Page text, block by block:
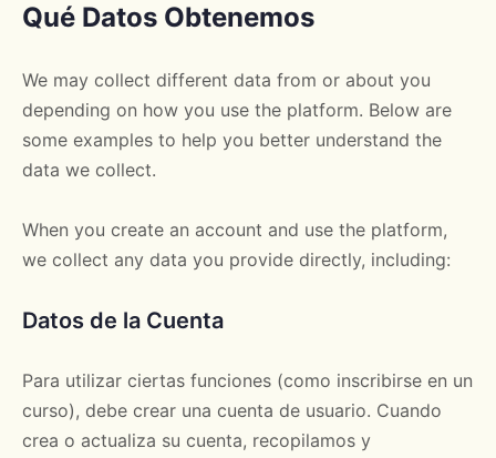
Qué Datos Obtenemos
We may collect different data from or about you
depending on how you use the platform. Below are
some examples to help you better understand the
data we collect.
When you create an account and use the platform,
we collect any data you provide directly, including:
Datos de la Cuenta
Para utilizar ciertas funciones (como inscribirse en un
curso), debe crear una cuenta de usuario. Cuando
crea o actualiza su cuenta, recopilamos y